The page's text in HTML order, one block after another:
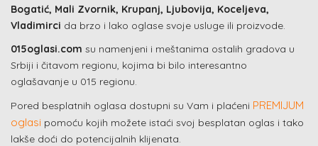
Bogatić, Mali Zvornik, Krupanj, Ljubovija, Koceljeva,
Vladimirci da brzo i lako oglase svoje usluge ili proizvode.
015oglasi.com su namenjeni i meštanima ostalih gradova u
Srbiji i čitavom regionu, kojima bi bilo interesantno
oglašavanje u 015 regionu.
Pored besplatnih oglasa dostupni su Vam i plaćeni PREMIJUM
oglasi pomoću kojih možete istaći svoj besplatan oglas i tako
lakše doći do potencijalnih klijenata.